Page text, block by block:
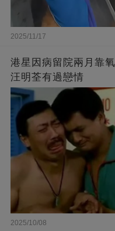
2025/11/17
港星因病留院兩月靠
汪明荃有過戀情
2025/10/08